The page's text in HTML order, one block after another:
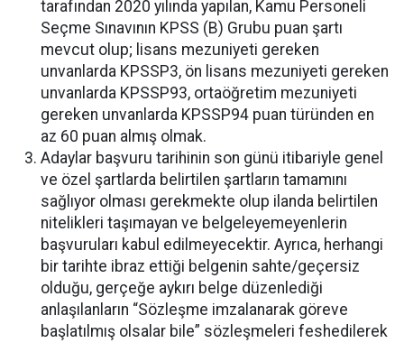
tarafından 2020 yılında yapılan, Kamu Personeli
Seçme Sınavının KPSS (B) Grubu puan şartı
mevcut olup; lisans mezuniyeti gereken
unvanlarda KPSSP3, ön lisans mezuniyeti gereken
unvanlarda KPSSP93, ortaöğretim mezuniyeti
gereken unvanlarda KPSSP94 puan türünden en
az 60 puan almış olmak.
Adaylar başvuru tarihinin son günü itibariyle genel
ve özel şartlarda belirtilen şartların tamamını
sağlıyor olması gerekmekte olup ilanda belirtilen
nitelikleri taşımayan ve belgeleyemeyenlerin
başvuruları kabul edilmeyecektir. Ayrıca, herhangi
bir tarihte ibraz ettiği belgenin sahte/geçersiz
olduğu, gerçeğe aykırı belge düzenlediği
anlaşılanların “Sözleşme imzalanarak göreve
başlatılmış olsalar bile” sözleşmeleri feshedilerek